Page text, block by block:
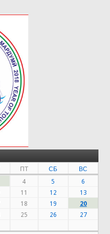
ПТ СБ
ВС
4 5
6
11 12
13
18 19
20
25 26
27